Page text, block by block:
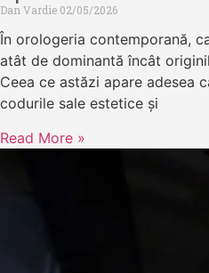
Dan Vardie 02/05/2026
În orologeria contemporană,
atât de dominantă încât
Ceea ce astăzi apare adesea
codurile sale estetice și
Read More »